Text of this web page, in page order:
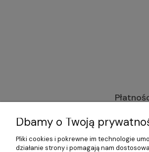
Dbamy o Twoją
Pliki cookies i pokrewne im technologie
działanie strony i pomagają nam